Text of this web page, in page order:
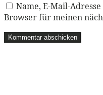
Name, E-Mail-
Browser für meinen